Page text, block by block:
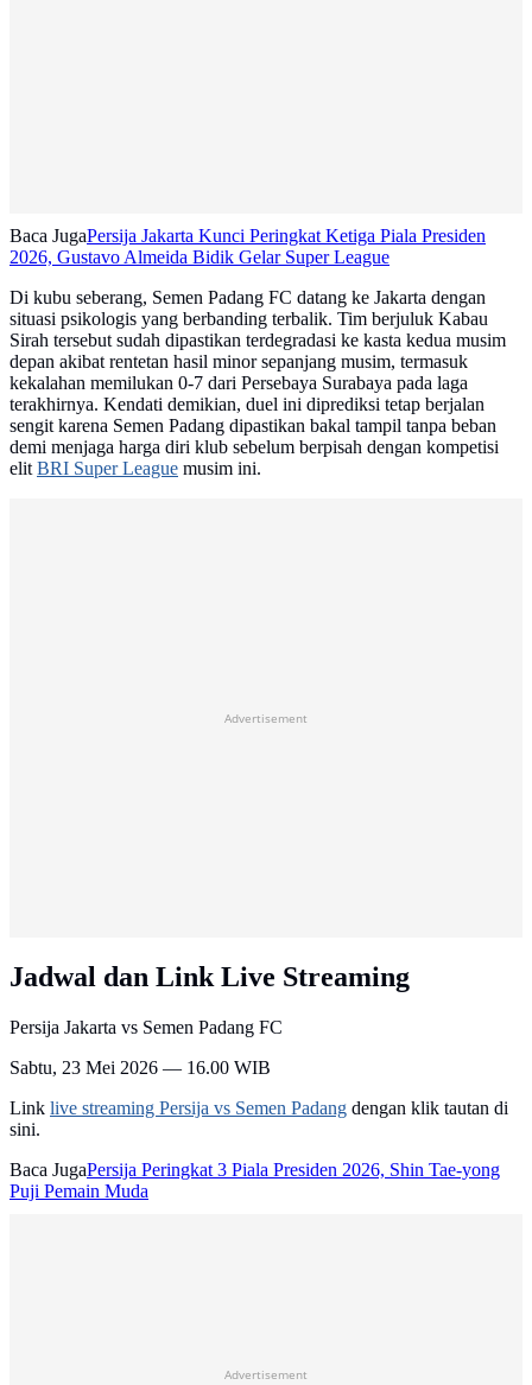
Baca JugaPersija Jakarta Kunci Peringkat Ketiga Piala Presiden
2026, Gustavo Almeida Bidik Gelar Super League
Di kubu seberang, Semen Padang FC datang ke Jakarta dengan
situasi psikologis yang berbanding terbalik. Tim berjuluk Kabau
Sirah tersebut sudah dipastikan terdegradasi ke kasta kedua musim
depan akibat rentetan hasil minor sepanjang musim, termasuk
kekalahan memilukan 0-7 dari Persebaya Surabaya pada laga
terakhirnya. Kendati demikian, duel ini diprediksi tetap berjalan
sengit karena Semen Padang dipastikan bakal tampil tanpa beban
demi menjaga harga diri klub sebelum berpisah dengan kompetisi
elitBRI Super League musim ini.
Advertisement
Jadwal dan Link Live Streaming
Persija Jakarta vs Semen Padang FC
Sabtu, 23 Mei 2026 — 16.00 WIB
Link live streaming Persija vs Semen Padang dengan klik tautan di
sini.
Baca JugaPersija Peringkat 3 Piala Presiden 2026, Shin Tae-yong
Puji Pemain Muda
Advertisement